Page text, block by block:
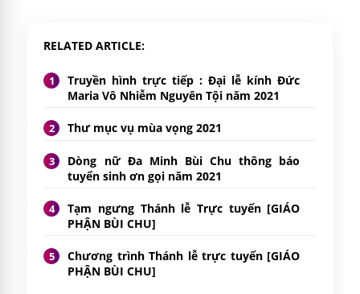
RELATED ARTICLE
Truyền hình trực tiếp : Đại lễ kính Đức
Maria Vô Nhiễm Nguyên Tội năm 2021
Thư mục vụ mùa vọng 2021
Dòng nữ Đa Minh Bùi Chu thông báo
tuyển sinh ơn gọi năm 2021
Tạm ngưng Thánh lễ Trực tuyến [GIÁO
PHẬN BÙI CHU]
Chương trình Thánh lễ trực tuyến [GIÁO
PHẬN BÙI CHU]